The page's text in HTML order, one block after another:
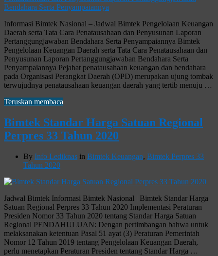
Informasi Bimtek Nasional – Jadwal Bimtek Pengelolaan Keuangan
Daerah serta Tata Cara Penatausahaan dan Penyusunan Laporan
Pertanggungjawaban Bendahara Serta Penyampaiannya Bimtek
Pengelolaan Keuangan Daerah serta Tata Cara Penatausahaan dan
Penyusunan Laporan Pertanggungjawaban Bendahara Serta
Penyampaiannya Pejabat penatausahaan keuangan dan bendahara
pada Organisasi Perangkat Daerah (OPD) merupakan ujung tombak
terwujudnya penatausahaan keuangan daerah yang tertib menuju …
Teruskan membaca
Bimtek Standar Harga Satuan Regional
Perpres 33 Tahun 2020
By Info Lediknas in Bimtek Keuangan, Bimtek Perpres 33
Tahun 2020
Jadwal Bimtek Informasi Bimtek Nasional | Bimtek Standar Harga
Satuan Regional Perpres 33 Tahun 2020 Implementasi Peraturan
Presiden Nomor 33 Tahun 2020 tentang Standar Harga Satuan
Regional PENDAHULUAN: Dengan pertimbangan bahwa untuk
melaksanakan ketentuan Pasal 51 ayat (3) Peraturan Pemerintah
Nomor 12 Tahun 2019 tentang Pengelolaan Keuangan Daerah,
perlu menetapkan Peraturan Presiden tentang Standar Harga …